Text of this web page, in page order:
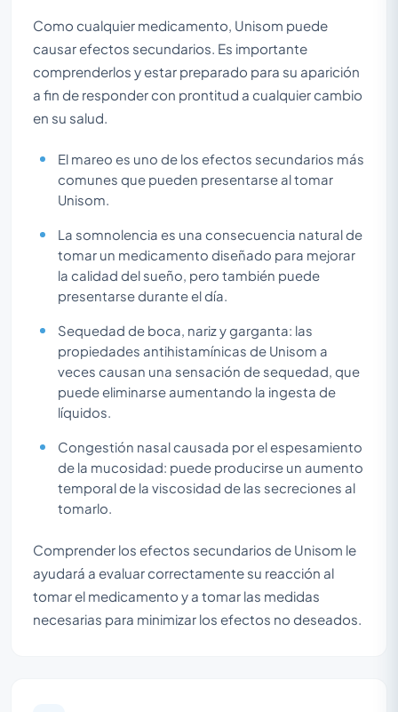
Como cualquier medicamento, Unisom puede
causar efectos secundarios. Es importante
comprenderlos y estar preparado para su aparición
a fin de responder con prontitud a cualquier cambio
en su salud.
El mareo es uno de los efectos secundarios más
comunes que pueden presentarse al tomar
Unisom.
La somnolencia es una consecuencia natural de
tomar un medicamento diseñado para mejorar
la calidad del sueño, pero también puede
presentarse durante el día.
Sequedad de boca, nariz y garganta: las
propiedades antihistamínicas de Unisom a
veces causan una sensación de sequedad, que
puede eliminarse aumentando la ingesta de
líquidos.
Congestión nasal causada por el espesamiento
de la mucosidad: puede producirse un aumento
temporal de la viscosidad de las secreciones al
tomarlo.
Comprender los efectos secundarios de Unisom le
ayudará a evaluar correctamente su reacción al
tomar el medicamento y a tomar las medidas
necesarias para minimizar los efectos no deseados.